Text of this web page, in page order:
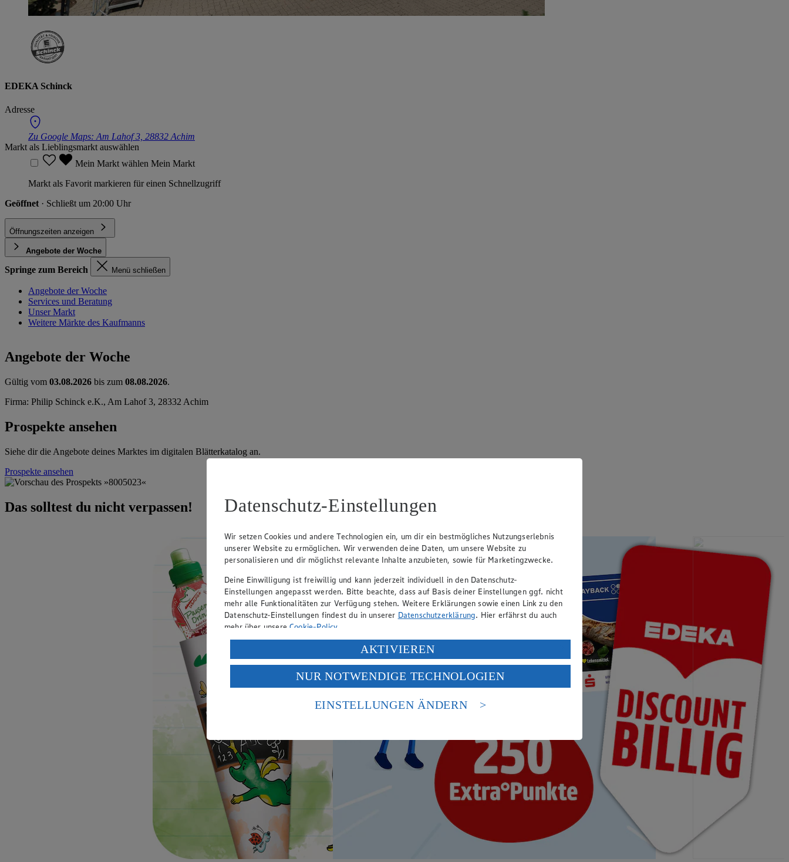
EDEKA Schinck
Adresse
Zu Google Maps: Am Lahof 3, 28832 Achim
Markt als Lieblingsmarkt auswählen
Mein Markt wählen Mein Markt
Markt als Favorit markieren für einen Schnellzugriff
Geöffnet · Schließt um 20:00 Uhr
Öffnungszeiten anzeigen
Angebote der Woche
Springe zum Bereich Menü schließen
Angebote der Woche
Services und Beratung
Unser Markt
Weitere Märkte des Kaufmanns
Angebote der Woche
Gültig vom 03.08.2026 bis zum 08.08.2026.
Firma: Philip Schinck e.K., Am Lahof 3, 28332 Achim
Prospekte ansehen
Siehe dir die Angebote deines Marktes im digitalen Blätterkatalog an.
Prospekte ansehen
Das solltest du nicht verpassen! Datenschutz-Einstellungen
Wir setzen Cookies und andere Technologien ein, um dir ein bestmögliches Nutzungserlebnis
unserer Website zu ermöglichen. Wir verwenden deine Daten, um unsere Website zu
personalisieren und dir möglichst relevante Inhalte anzubieten, sowie für Marketingzwecke.
Deine Einwilligung ist freiwillig und kann jederzeit individuell in den Datenschutz-
Einstellungen angepasst werden. Bitte beachte, dass auf Basis deiner Einstellungen ggf. nicht
mehr alle Funktionalitäten zur Verfügung stehen. Weitere Erklärungen sowie einen Link zu den
Datenschutz-Einstellungen findest du in unserer Datenschutzerklärung. Hier erfährst du auch
mehr über unsereCookie-Policy.
Verarbeitung deiner personenbezogenen Daten in den USA durch Facebook und YouTube:
Wenn du auf „Aktivieren“ klickst, willigst du im Sinne des Art. 49 Abs. 1 Satz 1 lit. a) DSGVO
ein, dass deine Daten in den USA verarbeitet werden. Der EuGH sieht die USA als Land mit
einem nach europäischen Standards nicht angemessenen Datenschutzniveau an. Es besteht das
Risiko eines Zugriffs durch US-amerikanische Behörden.
AKTIVIEREN
NUR NOTWENDIGE TECHNOLOGIEN
EINSTELLUNGEN ÄNDERN